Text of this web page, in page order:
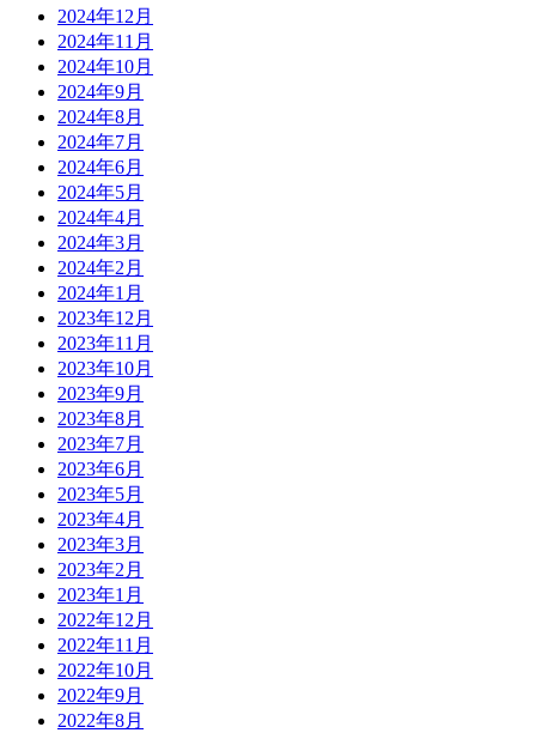
2024年12月
2024年11月
2024年10月
2024年9月
2024年8月
2024年7月
2024年6月
2024年5月
2024年4月
2024年3月
2024年2月
2024年1月
2023年12月
2023年11月
2023年10月
2023年9月
2023年8月
2023年7月
2023年6月
2023年5月
2023年4月
2023年3月
2023年2月
2023年1月
2022年12月
2022年11月
2022年10月
2022年9月
2022年8月